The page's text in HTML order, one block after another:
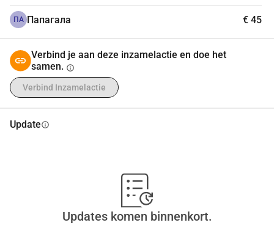
Doel: 2000 voor hartoperatie
ПА Папагала € 45
Verbind je aan deze inzamelactie en doe het
samen. info
Verbind Inzamelactie
Updateinfo
Updates komen binnenkort.